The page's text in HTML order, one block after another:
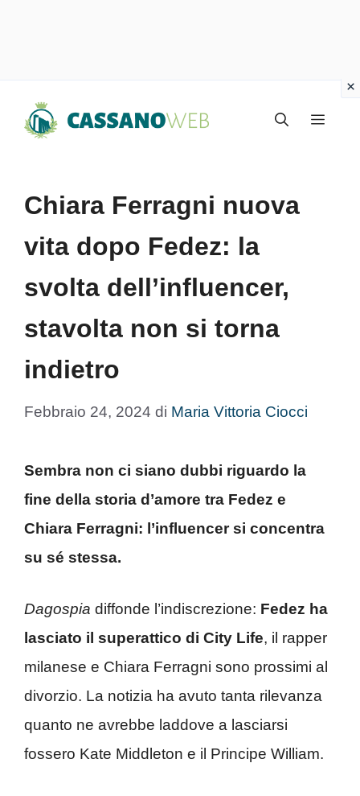
Menu
Chiara Ferragni nuova
vita dopo Fedez: la
svolta dell’influencer,
stavolta non si torna
indietro
Febbraio 24, 2024 di Maria Vittoria Ciocci
Sembra non ci siano dubbi riguardo la
fine della storia d’amore tra Fedez e
Chiara Ferragni: l’influencer si concentra
su sé stessa.
Dagospia diffonde l’indiscrezione: Fedez ha
lasciato il superattico di City Life, il rapper
milanese e Chiara Ferragni sono prossimi al
divorzio. La notizia ha avuto tanta rilevanza
quanto ne avrebbe laddove a lasciarsi
fossero Kate Middleton e il Principe William.